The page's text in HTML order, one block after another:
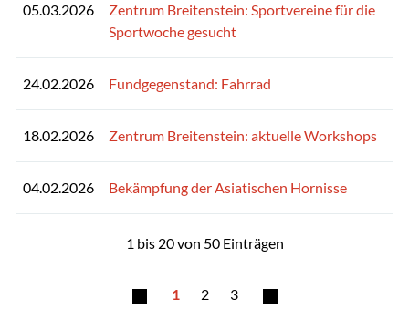
05.03.2026
Zentrum Breitenstein: Sportvereine für die
Sportwoche gesucht
24.02.2026 Fundgegenstand: Fahrrad
18.02.2026 Zentrum Breitenstein: aktuelle Workshops
04.02.2026 Bekämpfung der Asiatischen Hornisse
1 bis 20 von 50 Einträgen
1 2 3